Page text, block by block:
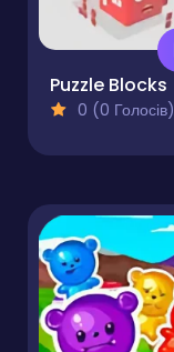
Puzzle Blocks
0 (0 Голосів)